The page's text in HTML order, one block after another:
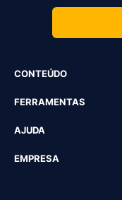
CONTEÚDO
FERRAMENTAS
AJUDA
EMPRESA